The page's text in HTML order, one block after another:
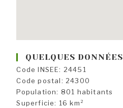
QUELQUES DONNÉES
Code INSEE: 24451
Code postal: 24300
Population: 801 habitants
Superficie: 16 km²